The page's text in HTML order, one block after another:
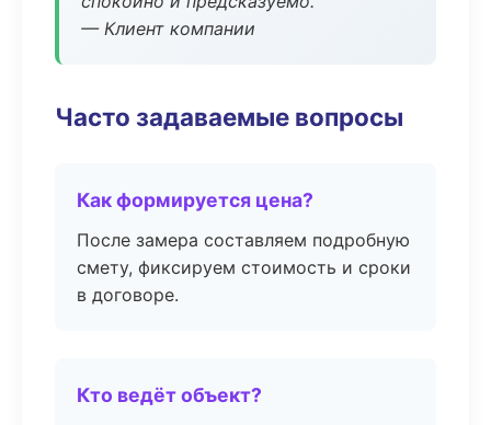
— Клиент компании
Часто задаваемые вопросы
Как формируется цена?
После замера составляем подробную
смету, фиксируем стоимость и сроки
в договоре.
Кто ведёт объект?